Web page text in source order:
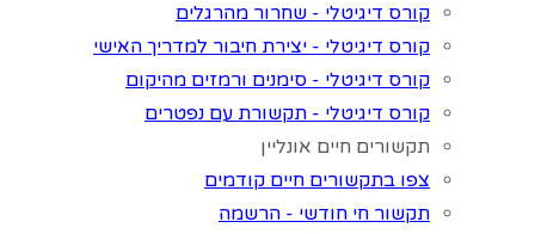
קורס דיגיטלי - שחרור מהרגלים
קורס דיגיטלי - יצירת חיבור למדריך האישי
קורס דיגיטלי - סימנים ורמזים מהיקום
קורס דיגיטלי - תקשורת עם נפטרים
תקשורים חיים אונליין
צפו בתקשורים חיים קודמים
תקשור חי חודשי - הרשמה